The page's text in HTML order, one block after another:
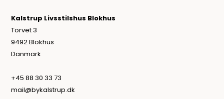
Kalstrup Livsstilshus Blokhus
Torvet 3
9492 Blokhus
Danmark
+45 88 30 33 73
mail@bykalstrup.dk